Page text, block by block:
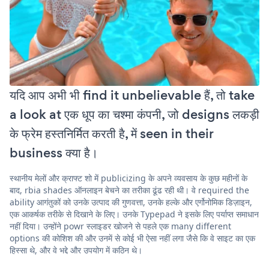
यदि आप अभी भी find it unbelievable हैं, तो take
a look at एक धूप का चश्मा कंपनी, जो designs लकड़ी
के फ्रेम हस्तनिर्मित करती है, में seen in their
business क्या है।
स्थानीय मेलों और क्राफ्ट शो में publicizing के अपने व्यवसाय के कुछ महीनों के
बाद, rbia shades ऑनलाइन बेचने का तरीका ढूंढ रही थी। वे required the
ability आगंतुकों को उनके उत्पाद की गुणवत्ता, उनके हल्के और एर्गोनोमिक डिज़ाइन,
एक आकर्षक तरीके से दिखाने के लिए। उनके Typepad ने इसके लिए पर्याप्त समाधान
नहीं दिया। उन्होंने powr स्लाइडर खोजने से पहले एक many different
options की कोशिश की और उनमें से कोई भी ऐसा नहीं लगा जैसे कि वे साइट का एक
हिस्सा थे, और वे भद्दे और उपयोग में कठिन थे।